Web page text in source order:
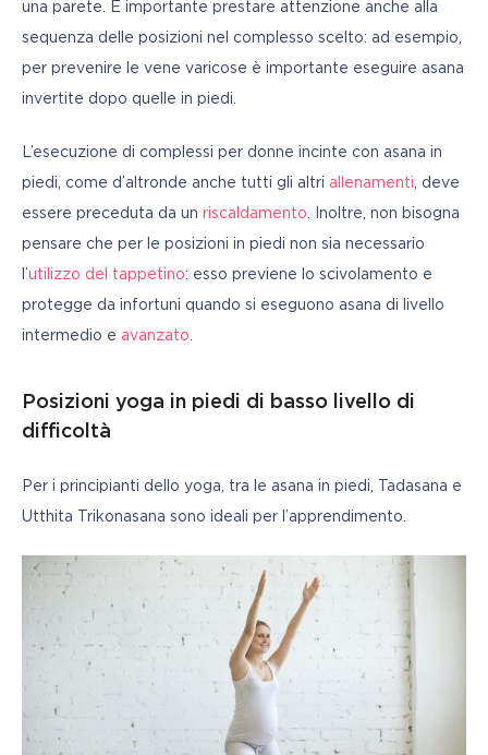
una parete. È importante prestare attenzione anche alla
sequenza delle posizioni nel complesso scelto: ad esempio,
per prevenire le vene varicose è importante eseguire asana
invertite dopo quelle in piedi.
L’esecuzione di complessi per donne incinte con asana in
piedi, come d’altronde anche tutti gli altri allenamenti , deve
essere preceduta da un riscaldamento . Inoltre, non bisogna
pensare che per le posizioni in piedi non sia necessario
l’utilizzo del tappetino: esso previene lo scivolamento e
protegge da infortuni quando si eseguono asana di livello
intermedio e avanzato
Posizioni yoga in piedi di basso livello di
difficoltà
Per i principianti dello yoga, tra le asana in piedi, Tadasana e
Utthita Trikonasana sono ideali per l’apprendimento.